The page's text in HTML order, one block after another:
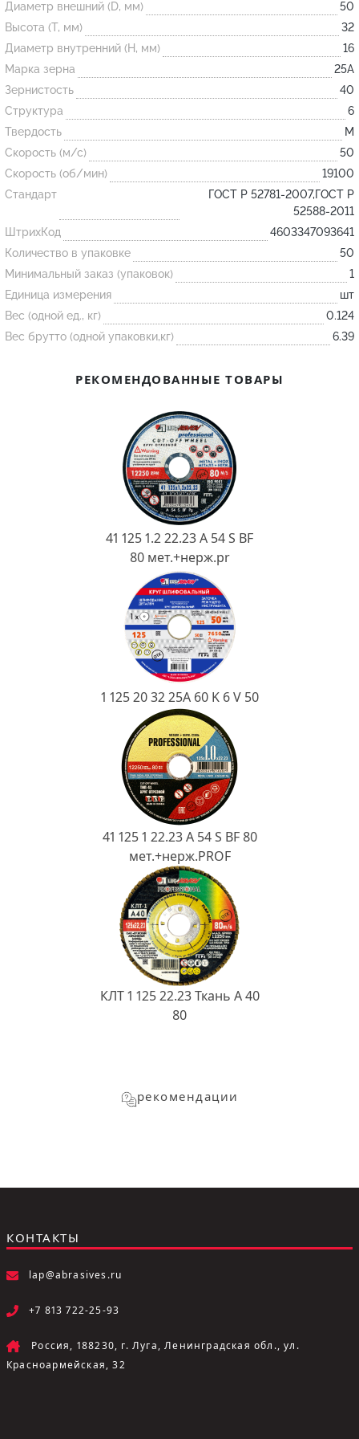
Огнеупорные
изделия
Скачать каталог
Тигель
Муфель
Черпак
Шербер
Трубка
Стержень
Пробка
Подставка
Лодочка
Контакт
Огнеупорная SiC смесь
Диаметр внешний (D, мм)
50
Высота (T, мм)
32
Диаметр внутренний (H, мм)
16
Марка зерна
25А
Зернистость
40
Структура
6
Твердость
M
Скорость (м/с)
50
Скорость (об/мин)
19100
Стандарт
ГОСТ Р 52781-2007,ГОСТ Р
52588-2011
ШтрихКод
4603347093641
Количество в упаковке
50
Минимальный заказ (упаковок)
1
Единица измерения
шт
Вес (одной ед., кг)
0.124
Вес брутто (одной упаковки,кг)
6.39
РЕКОМЕНДОВАННЫЕ ТОВАРЫ
41 125 1.2 22.23 A 54 S BF
80 мет.+нерж.pr
1 125 20 32 25А 60 K 6 V 50
41 125 1 22.23 A 54 S BF 80
мет.+нерж.PROF
КЛТ 1 125 22.23 Ткань A 40
80
рекомендации
КОНТАКТЫ
lap@abrasives.ru
+7 813 722-25-93
Россия, 188230, г. Луга, Ленинградская обл., ул.
Красноармейская, 32